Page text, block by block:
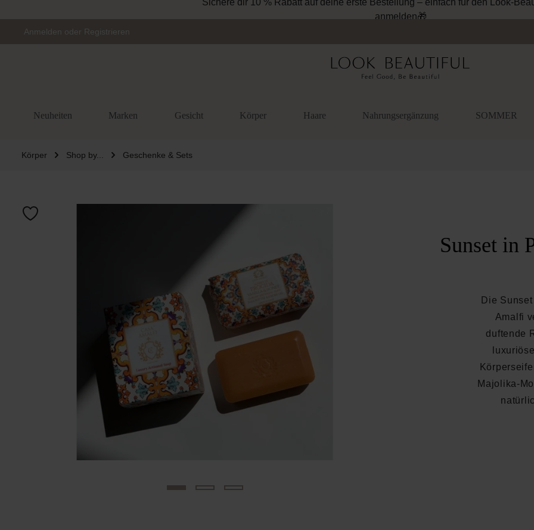
Sichere dir 10 % Rabatt auf deine erste Bestellung – einfach für den Look-
anmelden🎁
Anmelden oder Registrieren
Neuheiten Marken Gesicht Körper Haare Nahrungsergänzung SOMMER
Körper Shop by... Geschenke & Sets
Sunset in
Die
Amalfi
duftende
Majolika-
Durchschnittliche